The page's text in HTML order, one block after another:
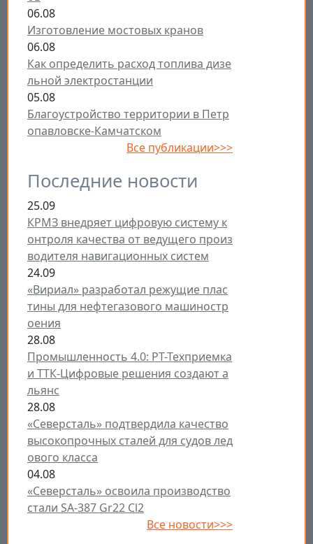
06.08
Изготовление мостовых кранов
06.08
Как определить расход топлива дизе
льной электростанции
05.08
Благоустройство территории в Петр
опавловске-Камчатском
Все публикации>>>
Последние новости
25.09
КРМЗ внедряет цифровую систему к
онтроля качества от ведущего произ
водителя навигационных систем
24.09
«Вириал» разработал режущие плас
тины для нефтегазового машиностр
оения
28.08
Промышленность 4.0: РТ-Техприемка
и ТТК-Цифровые решения создают а
льянс
28.08
«Северсталь» подтвердила качество
высокопрочных сталей для судов лед
ового класса
04.08
«Северсталь» освоила производство
стали SA-387 Gr22 Cl2
Все новости>>>